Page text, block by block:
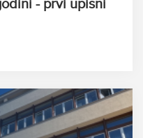
- prvi upisni